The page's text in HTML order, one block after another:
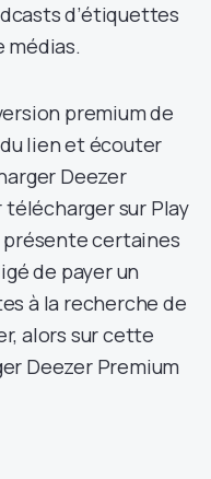
d’étiquettes
médias.
premium de
lien et écouter
Deezer
sur Play
certaines
de payer un
à la recherche de
alors sur cette
Deezer Premium